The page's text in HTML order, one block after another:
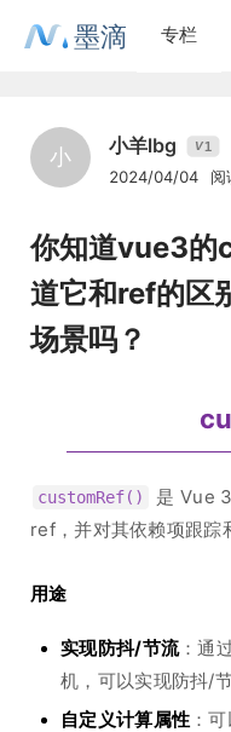
墨滴 专栏
小 小羊lbg V1
2024/04/04 阅
你知道vue3的
道它和ref的区
场景吗？
customRef()
是 Vue
ref，并对其依赖项跟踪
用途
实现防抖/节流：通
机，可以实现防抖/节
自定义计算属性 ：